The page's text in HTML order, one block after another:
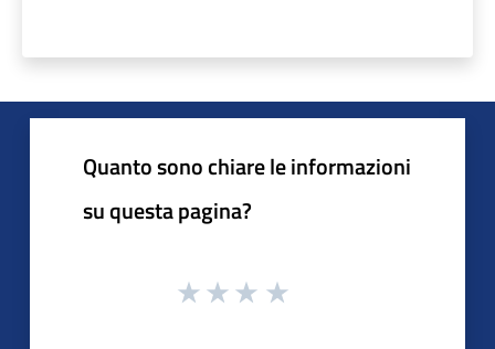
Quanto sono chiare le informazioni
su questa pagina?